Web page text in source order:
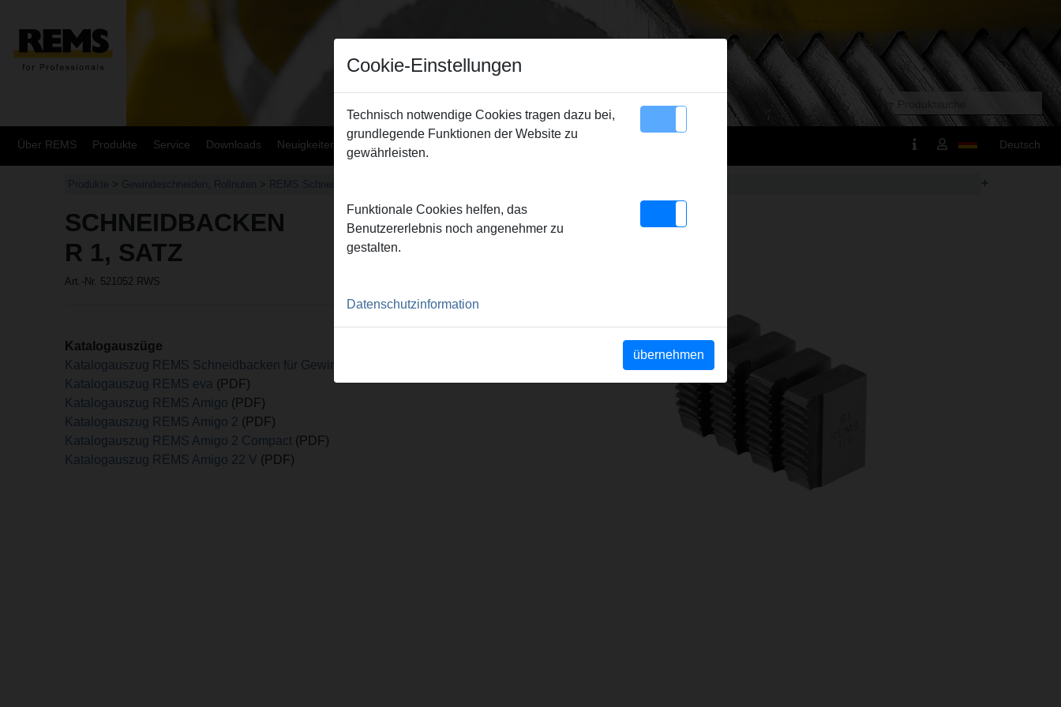
Über REMS Produkte Service Downloads Neuigkeiten Sitemap Deutsch
Produkte > Gewindeschneiden, Rollnuten > REMS Schneidbacken für Gewindeschneidkluppen +
SCHNEIDBACKEN
R 1, SATZ
Art.-Nr. 521052 RWS
Katalogauszüge
Katalogauszug REMS Schneidbacken für Gewindeschneidkluppen
Katalogauszug REMS eva (PDF)
Katalogauszug REMS Amigo (PDF)
Katalogauszug REMS Amigo 2 (PDF)
Katalogauszug REMS Amigo 2 Compact (PDF)
Katalogauszug REMS Amigo 22 V (PDF)
Cookie-Einstellungen
Technisch notwendige Cookies tragen dazu bei,
grundlegende Funktionen der Website zu
gewährleisten.
Funktionale Cookies helfen, das
Benutzererlebnis noch angenehmer zu
gestalten.
Datenschutzinformation
übernehmen